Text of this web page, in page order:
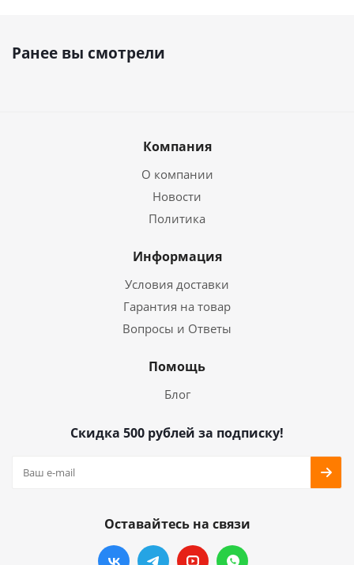
Ранее вы смотрели
Компания
О компании
Новости
Политика
Информация
Условия доставки
Гарантия на товар
Вопросы и Ответы
Помощь
Блог
Скидка 500 рублей за подписку!
Оставайтесь на связи